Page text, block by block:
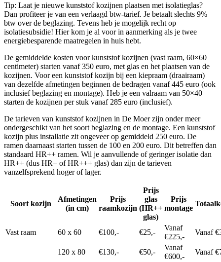
Tip: Laat je nieuwe kunststof kozijnen plaatsen met isolatieglas?
Dan profiteer je van een verlaagd btw-tarief. Je betaalt slechts 9%
btw over de beglazing. Tevens heb je mogelijk recht op
isolatiesubsidie! Hier kom je al voor in aanmerking als je twee
energiebesparende maatregelen in huis hebt.
De gemiddelde kosten voor kunststof kozijnen (vast raam, 60×60
centimeter) starten vanaf 350 euro, met glas en het plaatsen van de
kozijnen. Voor een kunststof kozijn bij een kiepraam (draairaam)
van dezelfde afmetingen beginnen de bedragen vanaf 445 euro (ook
inclusief beglazing en montage). Heb je een valraam van 50×40
starten de kozijnen per stuk vanaf 285 euro (inclusief).
De tarieven van kunststof kozijnen in De Moer zijn onder meer
ondergeschikt van het soort beglazing en de montage. Een kunststof
kozijn plus installatie zit ongeveer op gemiddeld 250 euro. De
ramen daarnaast starten tussen de 100 en 200 euro. Dit betreffen dan
standaard HR++ ramen. Wil je aanvullende of geringer isolatie dan
HR++ (dus HR+ of HR+++ glas) dan zijn de tarieven
vanzelfsprekend hoger of lager.
Soort kozijn
Afmetingen
(in cm)
Prijs
raamkozijn
Prijs
glas
(HR++
glas)
Prijs
montage
Vast raam 60 x 60 €100,- €25,-
Vanaf
€225,-
Vanaf
120 x 80 €130,- €50,-
Vanaf
€600,-
Vanaf